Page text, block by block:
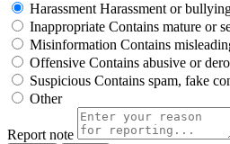
Harassment Harassment or
Inappropriate Contains mature or
Misinformation Contains
Offensive Contains abusive or
Suspicious Contains spam, fake
Other
Report note